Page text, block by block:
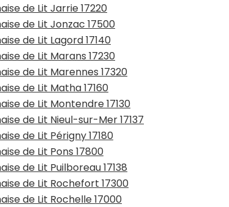
de Lit Jarrie 17220
de Lit Jonzac 17500
de Lit Lagord 17140
de Lit Marans 17230
de Lit Marennes 17320
de Lit Matha 17160
de Lit Montendre 17130
de Lit Nieul-sur-Mer 17137
de Lit Périgny 17180
de Lit Pons 17800
de Lit Puilboreau 17138
de Lit Rochefort 17300
de Lit Rochelle 17000